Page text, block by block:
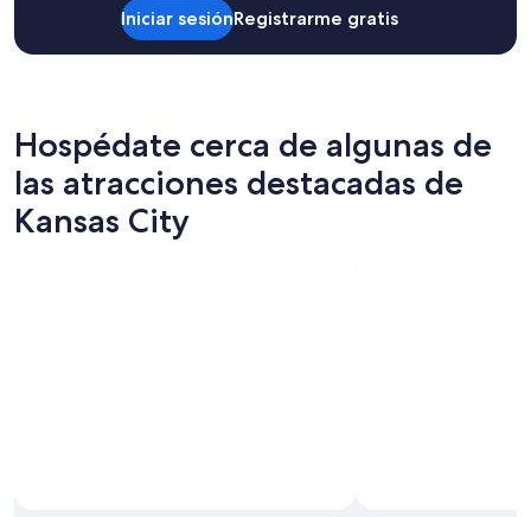
s
e
i
n
dos
y
la
disponibilidad
están
sujetos
Iniciar sesiónRegistrarme gratis
Hospédate cerca de algunas de
las atracciones destacadas de
Kansas City